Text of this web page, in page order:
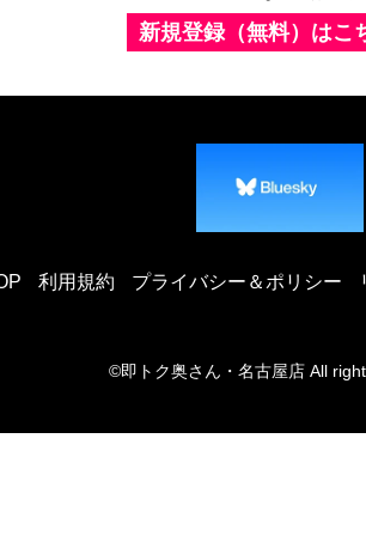
新規登録（無料）はこ
利用規約 プライバシー＆ポリシー
©即トク奥さん・名古屋店 All